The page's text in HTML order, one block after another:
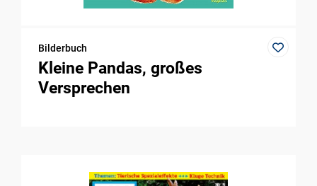
Bilderbuch
Kleine Pandas, großes
Versprechen